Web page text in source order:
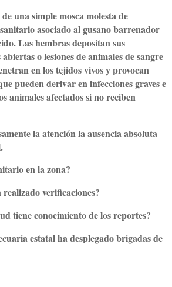
una simple mosca molesta de
asociado al gusano barrenador
Las hembras depositan sus
o lesiones de animales de sangre
en los tejidos vivos y provocan
pueden derivar en infecciones graves e
animales afectados si no reciben
la atención la ausencia absoluta
en la zona?
verificaciones?
tiene conocimiento de los reportes?
estatal ha desplegado brigadas de